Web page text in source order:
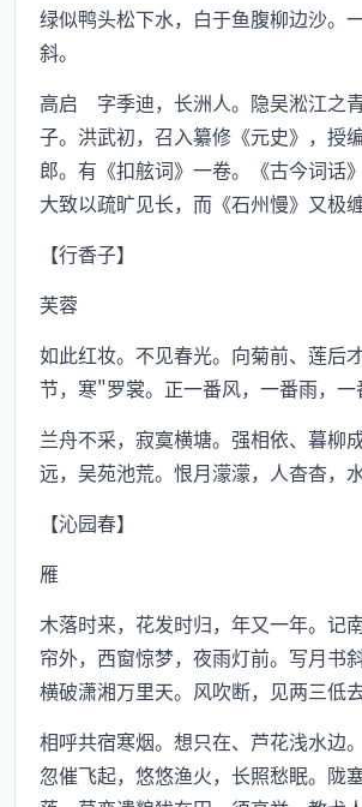
绿似鸭头松下水，白于鱼腹柳边沙。
斜。
高启 字季迪，长洲人。隐吴淞江之
子。洪武初，召入纂修《元史》，授
郎。有《扣舷词》一卷。《古今词话
大致以疏旷见长，而《石州慢》又极
【行香子】
芙蓉
如此红妆。不见春光。向菊前、莲后
节，寒"罗裳。正一番风，一番雨，一
兰舟不采，寂寞横塘。强相依、暮柳
远，吴苑池荒。恨月濛濛，人杳杳，水
【沁园春】
雁
木落时来，花发时归，年又一年。记
帘外，西窗惊梦，夜雨灯前。写月书
横破潇湘万里天。风吹断，见两三低
相呼共宿寒烟。想只在、芦花浅水边
忽催飞起，悠悠渔火，长照愁眠。陇